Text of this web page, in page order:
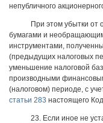
непубличного
При этом убытки
бумагами и
инструментами,
(предыдущих налоговых
уменьшение налоговой
производными
(налоговом) периоде, с
статьи 283 настоящего
23. Если иное не